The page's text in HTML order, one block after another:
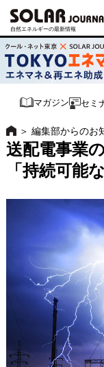
マガジン セミ
＞ 編集部からのお
送配電事業
「持続可能